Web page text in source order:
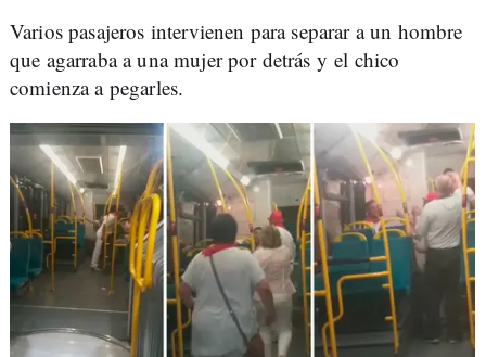
Varios pasajeros intervienen para separar a un hombre
que agarraba a una mujer por detrás y el chico
comienza a pegarles.